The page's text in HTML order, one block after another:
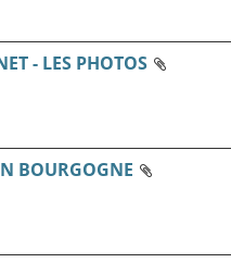
- LES PHOTOS
BOURGOGNE